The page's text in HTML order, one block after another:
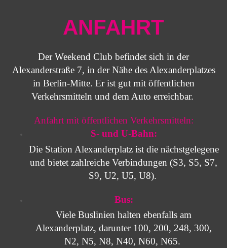
ANFAHRT
Der Weekend Club befindet sich in der
Alexanderstraße 7, in der Nähe des Alexanderplatzes
in Berlin-Mitte. Er ist gut mit öffentlichen
Verkehrsmitteln und dem Auto erreichbar.
Anfahrt mit öffentlichen Verkehrsmitteln:
S- und U-Bahn:
Die Station Alexanderplatz ist die nächstgelegene
und bietet zahlreiche Verbindungen (S3, S5, S7,
S9, U2, U5, U8).
Bus:
Viele Buslinien halten ebenfalls am
Alexanderplatz, darunter 100, 200, 248, 300,
N2, N5, N8, N40, N60, N65.